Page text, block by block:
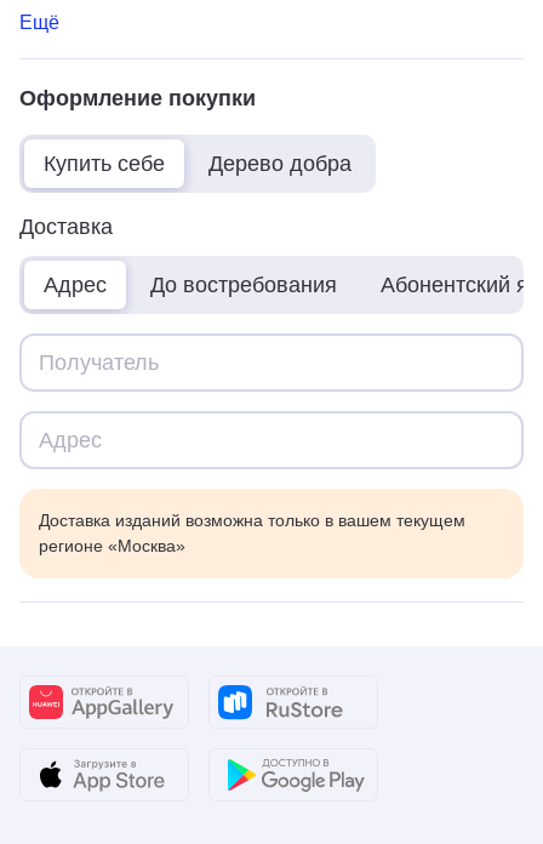
Ещё
Оформление покупки
Купить себе Дерево добра
Доставка
Адрес До востребования Абонентский
Доставка изданий возможна только в вашем текущем
регионе «Москва»